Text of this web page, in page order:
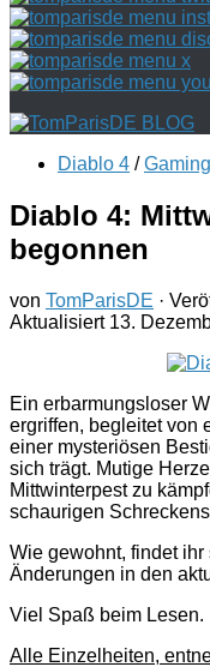
Diablo 4 / Gaming
Diablo 4:
begonnen
von TomParisDE ·
Aktualisiert 13.
Ein erbarmungsloser
ergriffen, begleitet von
einer mysteriösen
sich trägt. Mutige
Mittwinterpest zu
schaurigen
Wie gewohnt, findet
Änderungen in den
Viel Spaß beim Lesen.
Alle Einzelheiten,